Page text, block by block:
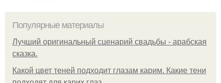
Популярные материалы
Лучший оригинальный сценарий свадьбы - арабская
сказка.
Какой цвет теней подходит глазам карим. Какие тени